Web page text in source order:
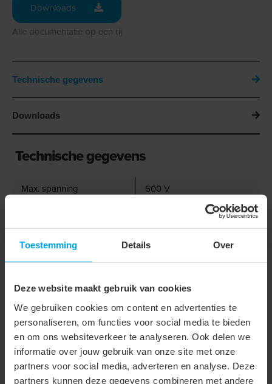
Toestemming Details Over
Deze website maakt gebruik van cookies
We gebruiken cookies om content en advertenties te
personaliseren, om functies voor social media te bieden
en om ons websiteverkeer te analyseren. Ook delen we
informatie over jouw gebruik van onze site met onze
partners voor social media, adverteren en analyse. Deze
partners kunnen deze gegevens combineren met andere
Downloads
Alle documentatie op een rij
Technische gegevens
Downloads
Technische gegevens
Max. spanning
600 V
Boutmaat (metrisch)
16
Materiaal
Koper
Type
Ringkabelschoen
Aansluithoek
180° (horizontaal)
Flensvorm
Ringvormig